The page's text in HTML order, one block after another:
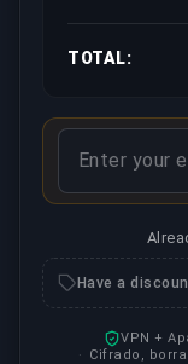
TOTAL:
Have a
VPN +
Cifrado,